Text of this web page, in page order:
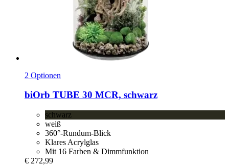
2 Optionen
biOrb TUBE 30 MCR, schwarz
schwarz
weiß
360°-Rundum-Blick
Klares Acrylglas
Mit 16 Farben & Dimmfunktion
€ 272,99